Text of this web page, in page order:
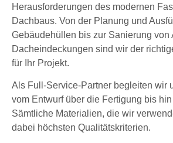
Herausforderungen des modernen
Dachbaus. Von der Planung und
Gebäudehüllen bis zur Sanierung von
Dacheindeckungen sind wir der
für Ihr Projekt.
Als Full-Service-Partner begleiten wir
vom Entwurf über die Fertigung bis
Sämtliche Materialien, die wir
dabei höchsten Qualitätskriterien.